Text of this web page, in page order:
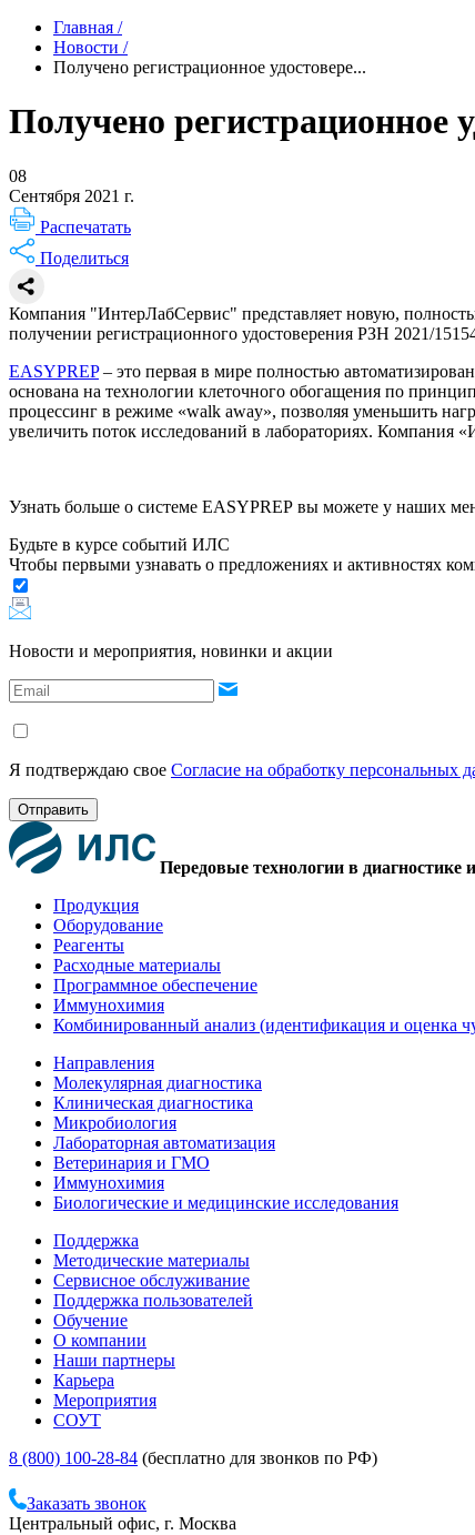
Главная /
Новости /
Получено регистрационное удостовере...
Получено регистрационное
08
Сентября 2021 г.
Распечатать
Поделиться
Компания "ИнтерЛабСервис" представляет новую,
получении регистрационного удостоверения РЗН 2021/
EASYPREP– это первая в мире полностью
основана на технологии клеточного обогащения по
процессинг в режиме «walk away», позволяя уменьшить
увеличить поток исследований в лабораториях. Компания
Узнать больше о системе EASYPREP вы можете у наших
Будьте в курсе событий ИЛС
Чтобы первыми узнавать о предложениях и активностях
Новости и мероприятия, новинки и акции
Я подтверждаю свое Согласие на обработку персональных
Отправить
Передовые технологии в диагностике
Продукция
Оборудование
Реагенты
Расходные материалы
Программное обеспечение
Иммунохимия
Комбинированный анализ (идентификация и оценка
Направления
Молекулярная диагностика
Клиническая диагностика
Микробиология
Лабораторная автоматизация
Ветеринария и ГМО
Иммунохимия
Биологические и медицинские исследования
Поддержка
Методические материалы
Сервисное обслуживание
Поддержка пользователей
Обучение
О компании
Наши партнеры
Карьера
Мероприятия
СОУТ
8 (800) 100-28-84 (бесплатно для звонков по РФ)
Заказать звонок
Центральный офис, г. Москва